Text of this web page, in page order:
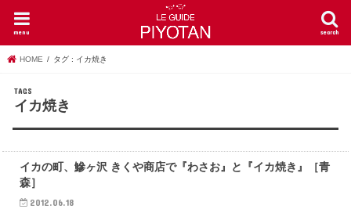
search
menu
HOME タグ : イカ焼き
イカ焼き
青森グルメ
イカの町、鰺ヶ沢 きくや商店で『わさお』と『イカ焼き』［青
森］
2012.06.18